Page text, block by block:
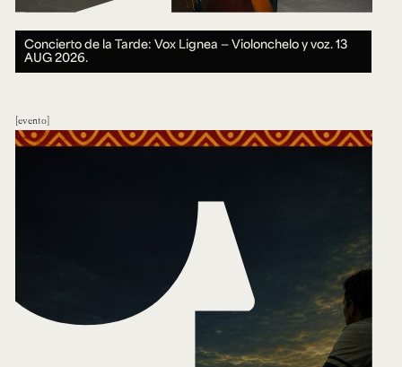
Concierto de la Tarde: Vox Lignea — Violonchelo y voz.13
AUG 2026.
evento